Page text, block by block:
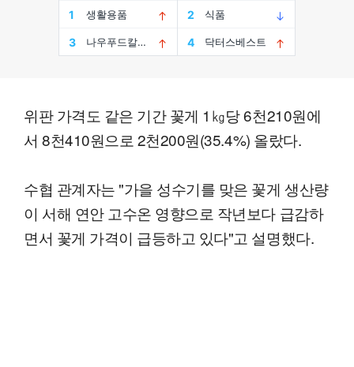
위판 가격도 같은 기간 꽃게 1㎏당 6천210원에
서 8천410원으로 2천200원(35.4%) 올랐다.
수협 관계자는 "가을 성수기를 맞은 꽃게 생산량
이 서해 연안 고수온 영향으로 작년보다 급감하
면서 꽃게 가격이 급등하고 있다"고 설명했다.